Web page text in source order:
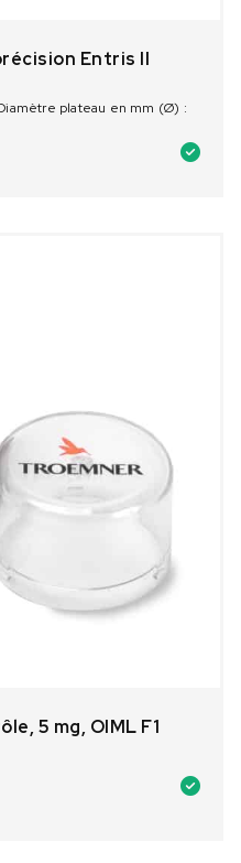
Entris II
plateau en mm (Ø) :
5 mg, OIML F1